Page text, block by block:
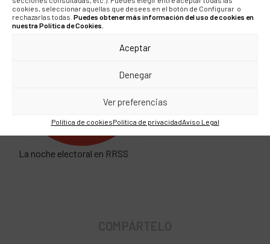
cookies, seleccionar aquellas que desees en el botón de Configurar o
rechazarlas todas. Puedes obtener más información del uso de cookies en
nuestra Política de Cookies.
Aceptar
Denegar
Ver preferencias
Política de cookiesPolítica de privacidadAviso Legal
Análisis discurso político
La noche electoral en RRSS